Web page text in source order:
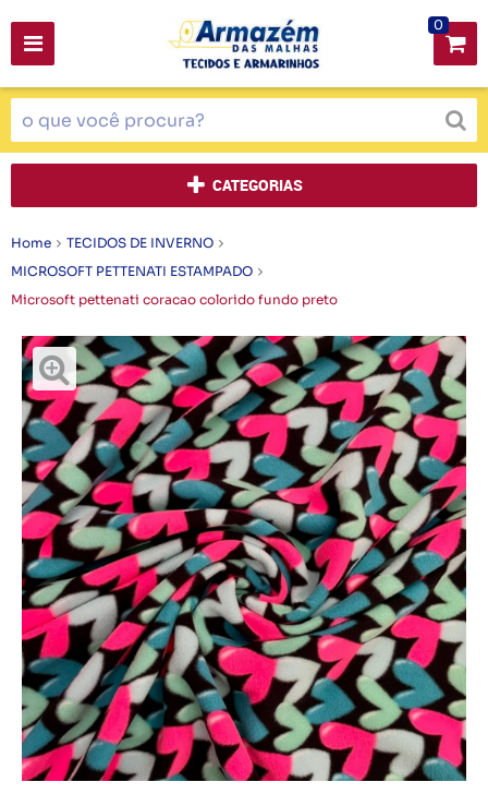
0
CATEGORIAS
Home
TECIDOS DE INVERNO
MICROSOFT PETTENATI ESTAMPADO
Microsoft pettenati coracao colorido fundo preto